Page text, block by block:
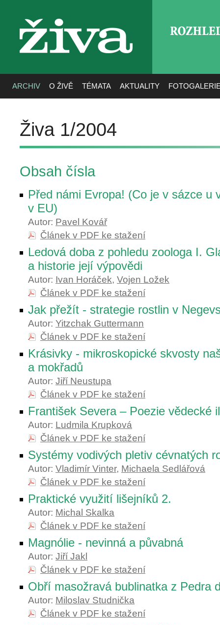
živa
ARCHIV O ŽIVĚ TÉMATA AKTUALITY
Živa 1/2004
Obsah čísla
Před námi Evropa! (Co je v sázce u
v EU)
Autor: Pavel Kovář
Článek v PDF ke stažení
Ledová doba z pohledu zoologa I.
a historie její výpovědi
Autor: Ivan Horáček, Vojen Ložek
Článek v PDF ke stažení
Jak přežít - strategie rostlin v
Autor: Yitzchak Guttermann
Článek v PDF ke stažení
Krásivky - mikroskopické skvosty
a mokřadů
Autor: Jiří Neustupa
Článek v PDF ke stažení
František Severa – Poezie vědecké
Autor: Ludmila Krupková
Článek v PDF ke stažení
Systémy vodivých pletiv cévnatých
Autor: Vladimír Vinter, Michaela Sedlářová
Článek v PDF ke stažení
Praktické využití lišejníků 2.
Autor: Michal Skalka
Článek v PDF ke stažení
Magnólie - nevinná a půvabná
Autor: Jiří Jakl
Článek v PDF ke stažení
Obří masožravá bublinatka z Pedra
Autor: Miloslav Studnička
Článek v PDF ke stažení